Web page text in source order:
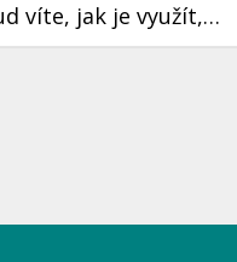
víte, jak je využít,
značné částky na